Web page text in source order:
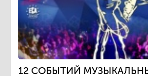
12 СОБЫТИЙ